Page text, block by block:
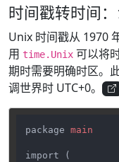
时间戳转时间
Unix 时间戳从 1970
用 time.Unix 可以将
期时需要明确时区。
调世界时 UTC+0。
package main
import (